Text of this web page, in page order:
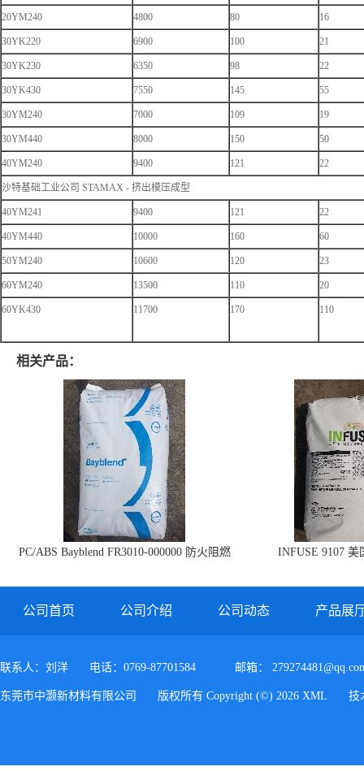
20YM240 4800 80 16
30YK220 6900 100 21
30YK230 6350 98 22
30YK430 7550 145 55
30YM240 7000 109 19
30YM440 8000 150 50
40YM240 9400 121 22
沙特基础工业公司 STAMAX - 挤出模压成型
40YM241 9400 121 22
40YM440 10000 160 60
50YM240 10600 120 23
60YM240 13500 110 20
60YK430 11700 170 110
相关产品：
PC/ABS Bayblend FR3010-000000 防火阻燃
INFUSE 9107 美
公司首页 公司介绍 公司动态 产品展
联系人：刘洋 电话：0769-87701584 邮箱：
东莞市中灏新材料有限公司 版权所有 Copyright (©) 2026 XML 技